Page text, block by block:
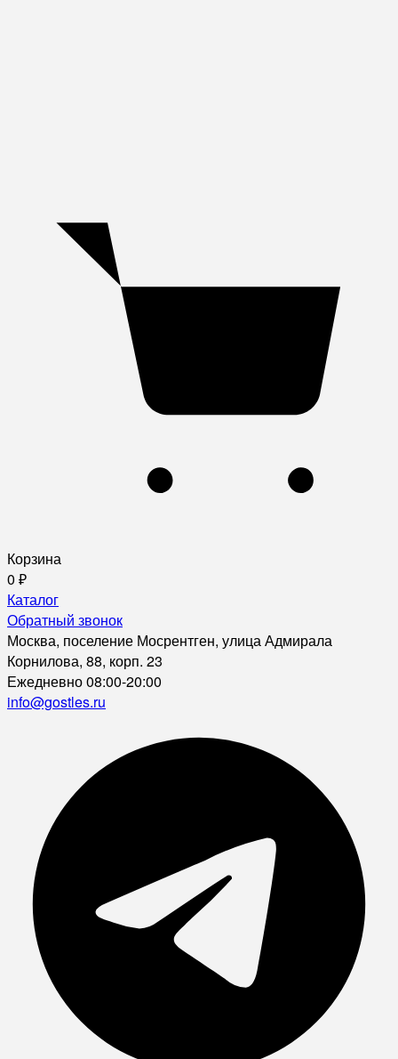
Корзина
0 ₽
Каталог
Обратный звонок
Москва, поселение Мосрентген, улица Адмирала
Корнилова, 88, корп. 23
Ежедневно 08:00-20:00
info@gostles.ru